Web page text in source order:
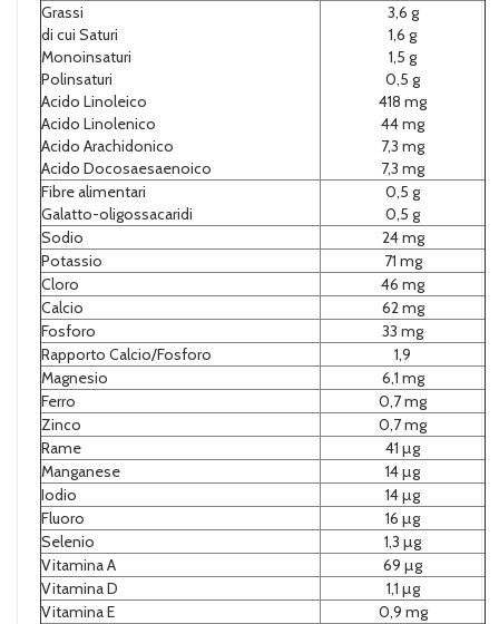
Grassi
di cui Saturi
Monoinsaturi
Polinsaturi
Acido Linoleico
Acido Linolenico
Acido Arachidonico
Acido Docosaesaenoico
3,6 g
1,6 g
1,5 g
0,5 g
418 mg
44 mg
7,3 mg
7,3 mg
Fibre alimentari
Galatto-oligossacaridi
0,5 g
0,5 g
Sodio
24 mg
Potassio
71 mg
Cloro
46 mg
Calcio
62 mg
Fosforo
33 mg
Rapporto Calcio/Fosforo
1,9
Magnesio
6,1 mg
Ferro
0,7 mg
Zinco
0,7 mg
Rame
41 µg
Manganese
14 µg
Iodio
14 µg
Fluoro
16 µg
Selenio
1,3 µg
Vitamina A
69 µg
Vitamina D
1,1 µg
Vitamina E
0,9 mg